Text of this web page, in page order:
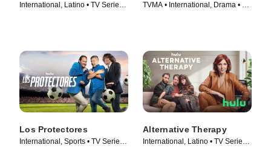
International, Latino • TV Series
TVMA • International, Drama • TV
Los Protectores
International, Sports • TV Series
Alternative Therapy
International, Latino • TV Series